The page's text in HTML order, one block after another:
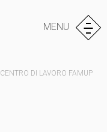
MENU
CENTRO DI LAVORO FAMUP